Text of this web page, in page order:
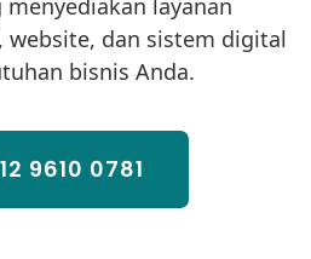
layanan
website, dan sistem digital
bisnis Anda.
9610 0781